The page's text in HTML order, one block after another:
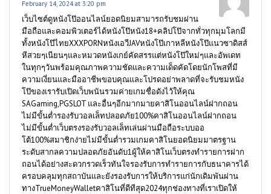
February 14, 2024 at 3:20 pm
เว็บไซต์ดูหนังโป๊ออนไลน์ยอดนิยมสามารถรับชมผ่าน
มือถือและคอมพิวเตอร์ได้หนังโป๊หนัง18+คลิปโป๊จากทั่วทุกมุมโลกมี
ทั้งหนังโป๊ไทยXXXPORNหนังเอวีJAVหนังโป๊เกาหลีหนังโป๊แนวซาดิสส์
หีสวยๆเนียนๆและหมวดหนังเกย์คัดสรรแต่หนังโป๊ใหม่ๆและอัพเดท
ในทุกๆวันพร้อมคุณภาพความชัดและความเด็ดคัดโดยนักโพสที่มี
ความเงี่ยนและมืออาชีพขอบคุณและโปรดอย่าพลาดที่จะรับชมหนัง
โป๊ของเรารับเปิดเว็บพนันรวมค่ายเกมชื่อดังไว้ให้คุณ
SAGaming,PGSLOT และอื่นๆอีกมากมายคาสิโนออนไลน์ฝากถอน
ไม่มีขั้นต่ำรองรับวอลเล็ทปลอดภัย100%คาสิโนออนไลน์ฝากถอน
ไม่มีขั้นต่ำเว็บตรงรองรับวอลเล็ทเล่นผ่านมือถือระบบออ
โต้100%สมาชิกง่ายไม่มีขั้นต่ำรวมเกมคาสิโนยอดนิยมมาตรฐาน
ระดับสากลความปลอดภัยอันดับ1ผู้ให้คาสิโนเว็บตรงทำรายการฝาก
ถอนได้อย่างสะดวกรวดเร็วทันใจรองรับการทำรายการกับธนาคารได้
ครอบคลุมทุกสถาบันและยังรองรับการให้บริการแก่นักเดิมพันผ่าน
ทางTrueMoneyWalletคาสิโนที่ดีทีสุด2024ทุกช่องทางที่เราเปิดให้